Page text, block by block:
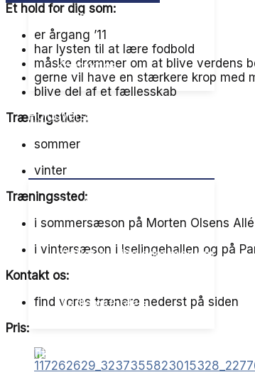
Hvem gør hvad
Kontakt os
Holdoversigt
Se alle vores hold
Vigtigt at vide som medlem
Medlemsfordele
Elite Partner
Et hold for dig som:
er årgang ’11
har lysten til at lære fodbold
måske drømmer om at blive verdens
gerne vil have en stærkere krop med
blive del af et fællesskab
Træningstider:
sommer
vinter
Træningssted:
i sommersæson på Morten Olsens
i vintersæson i Iselingehallen og på
Kontakt os:
find vores trænere nederst på siden
Pris: